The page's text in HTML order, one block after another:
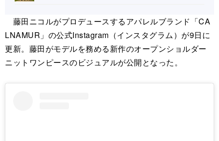
藤田ニコルがプロデュースするアパレルブランド「CA
LNAMUR」の公式Instagram（インスタグラム）が9日に
更新。藤田がモデルを務める新作のオープンショルダー
ニットワンピースのビジュアルが公開となった。